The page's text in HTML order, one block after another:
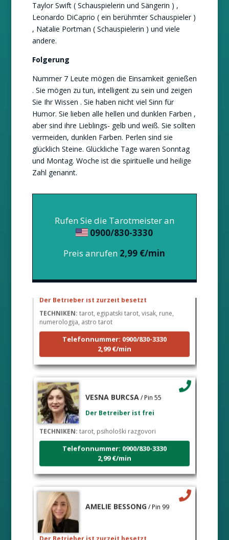
Taylor Swift ( Schauspielerin und Sängerin ) ,
Leonardo DiCaprio ( ein berühmter Schauspieler )
, Natalie Portman ( Schauspielerin ) und viele
andere.
Folgerung
Nummer 7 Leute mögen die Einsamkeit genießen
. Sie mögen zu tun, intelligent zu sein und zeigen
Sie Ihr Wissen . Sie haben nicht viel Sinn für
Humor. Sie lieben alle hellen und dunklen Farben ,
aber sind ihre Lieblings- gelb und weiß. Sie sollten
vermeiden, dunklen Farben. Perlen sind sie
glücklich Steine. Glückliche Tage waren Sonntag
und Montag. Woche ist die spirituelle und heilige
Zahl genannt.
Rufen Sie die Tarotmeister an
0900/830-3330
Preis anrufen 2,99 €/min
numerologija, astro tarot
Telefonnummer: 0900/830-3330
2,99 €/min
TECHNIKEN:tarot, psihološki razgovori
Telefonnummer: 0900/830-3330
2,99 €/min
Der Betrieber ist zurzeit besetzt